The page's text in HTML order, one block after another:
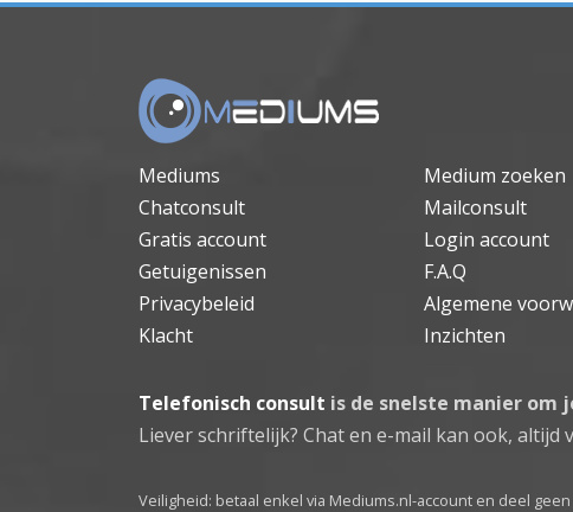
Mediums Medium zoeken
Chatconsult
Mailconsult
Gratis account
Login account
Getuigenissen
F.A.Q
Privacybeleid
Algemene
Klacht
Inzichten
Telefonisch consult is de snelste manier om
Liever schriftelijk? Chat en e-mail kan ook, altijd
Veiligheid: betaal enkel via Mediums.nl-account en deel